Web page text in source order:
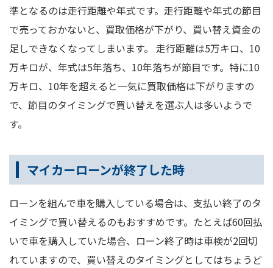
準となるのは走行距離や年式です。走行距離や年式の節目
で売っておかないと、買取価格が下がり、買い替え資金の
足しできなくなってしまいます。 走行距離は5万キロ、10
万キロが、年式は5年落ち、10年落ちが節目です。特に10
万キロ、10年を超えると一気に買取価格は下がりますの
で、節目のタイミングで買い替えを選ぶ人は多いようで
す。
マイカーローンが終了した時
ローンを組んで車を購入している場合は、支払い終了のタ
イミングで買い替えるのもおすすめです。たとえば60回払
いで車を購入していた場合、ローン終了時は車検が2回切
れていますので、買い替えのタイミングとしてはちょうど